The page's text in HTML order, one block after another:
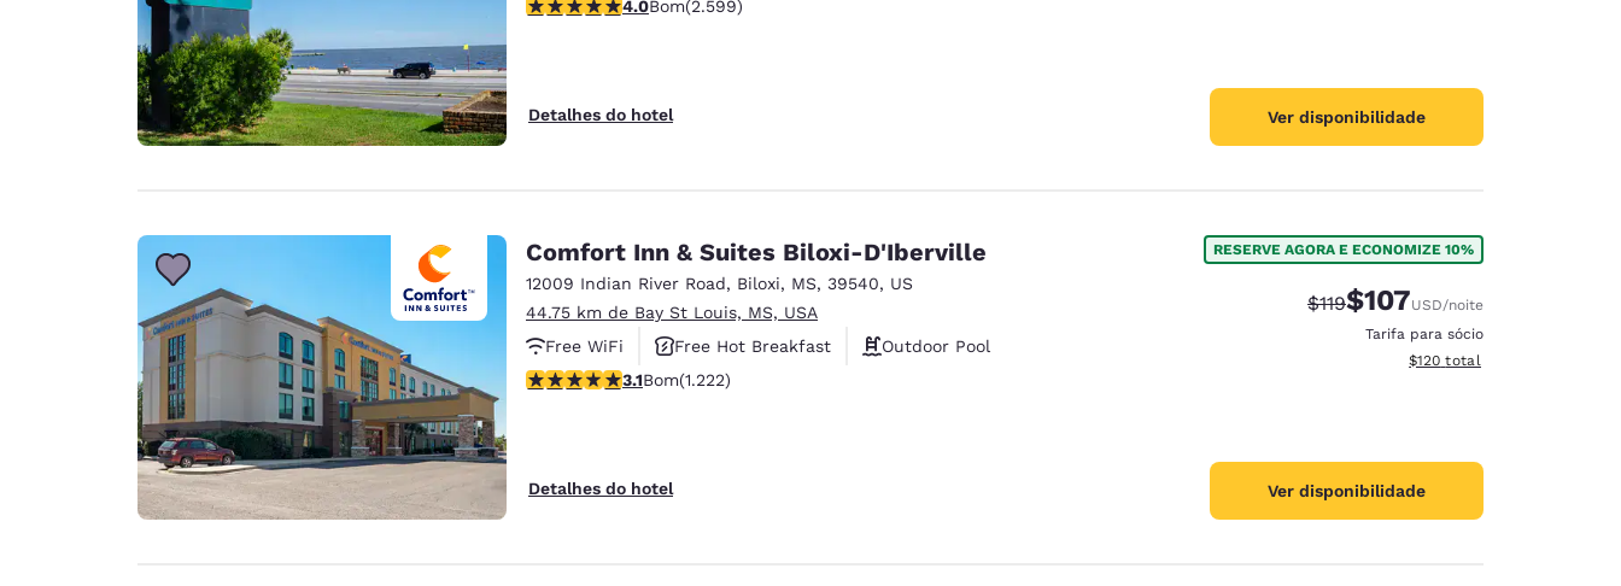
Free Hot Breakfast
classificação 3.95 estrelas. Bom. 2599 avaliações
4.0Bom(2.599)
Detalhes do hotel Ver disponibilidade
Comfort Inn & Suites Biloxi-D'Iberville
12009 Indian River Road, Biloxi, MS, 39540, US
44.75 km de Bay St Louis, MS, USA
Free WiFi
Free Hot Breakfast
Outdoor Pool
classificação 3.12 estrelas. Bom. 1222 avaliações
3.1Bom(1.222)
Detalhes do hotel
RESERVE AGORA E ECONOMIZE 10%
Tarifa anterior “tachada”:
$119Tarifa com desconto:
$107USD/noite
Tarifa para sócio
Exibir detalhes do total
$120 total
Ver disponibilidade